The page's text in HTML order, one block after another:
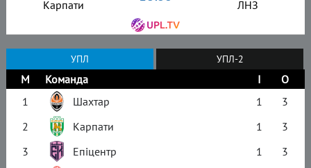
Карпати ЛНЗ
УПЛ УПЛ-2
М Команда І
О
1
Шахтар 1
3
2
Карпати 1
3
3
Епіцентр 1
3